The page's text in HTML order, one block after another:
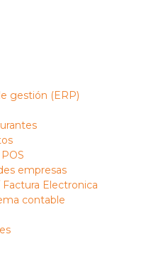
gestión (ERP)
empresas
Electronica
contable